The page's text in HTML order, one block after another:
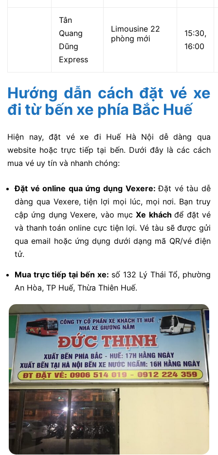
Tân
Quang
Dũng
Express
Limousine 22
phòng mới
15:30,
16:00
Hướng dẫn cách đặt vé xe
đi từ bến xe phía Bắc Huế
Hiện nay, đặt vé xe đi Huế Hà Nội dễ dàng qua
website hoặc trực tiếp tại bến. Dưới đây là các cách
mua vé uy tín và nhanh chóng:
Đặt vé online qua ứng dụng Vexere:Đặt vé tàu dễ
dàng qua Vexere, tiện lợi mọi lúc, mọi nơi. Bạn truy
cập ứng dụng Vexere, vào mụcXe khách để đặt vé
và thanh toán online cực tiện lợi. Vé tàu sẽ được gửi
qua email hoặc ứng dụng dưới dạng mã QR/vé điện
tử.
Mua trực tiếp tại bến xe: số 132 Lý Thái Tổ, phường
An Hòa, TP Huế, Thừa Thiên Huế.